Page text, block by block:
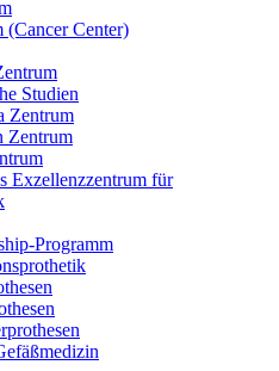
(Cancer Center)
Studien
Zentrum
Zentrum
Exzellenzzentrum für
Programm